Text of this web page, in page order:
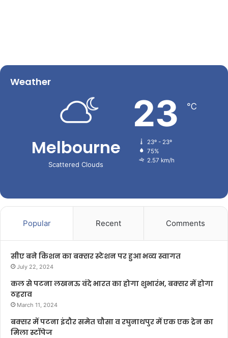
Weather
Melbourne
Scattered Clouds
23 ℃
23º - 23º
75%
2.57 km/h
Popular Recent Comments
सीए बने किशन का बक्सर स्टेशन पर हुआ भव्य स्वागत
July 22, 2024
कल से पटना लखनऊ वंदे भारत का होगा शुभारंभ, बक्सर में होगा
ठहराव
March 11, 2024
बक्सर में पटना इंदौर समेत चौसा व रघुनाथपुर में एक एक ट्रेन का
मिला स्टॉपेज